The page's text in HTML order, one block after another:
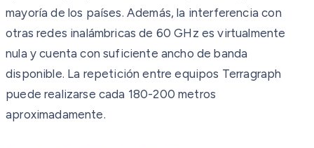
mayoría de los países. Además, la interferencia con
otras redes inalámbricas de 60 GHz es virtualmente
nula y cuenta con suficiente ancho de banda
disponible. La repetición entre equipos Terragraph
puede realizarse cada 180-200 metros
aproximadamente.